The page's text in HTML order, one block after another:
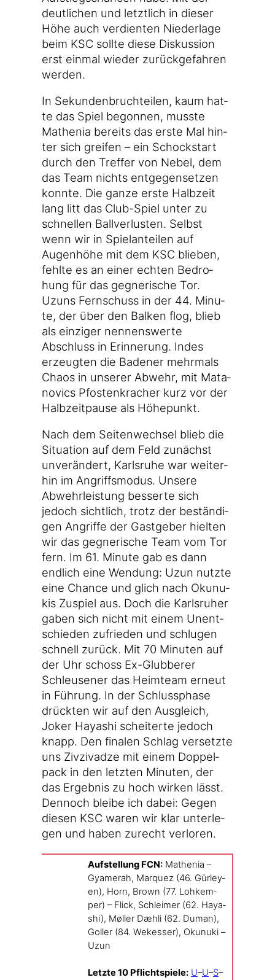
deut­li­chen und letzt­lich in die­ser
Höhe auch ver­dien­ten Nie­der­la­ge
beim KSC soll­te die­se Dis­kus­si­on
erst ein­mal wie­der zurück­ge­fah­ren
werden.
In Sekun­den­bruch­tei­len, kaum hat­
te das Spiel begon­nen, muss­te
Mathe­nia bereits das ers­te Mal hin­
ter sich grei­fen – ein Schock­start
durch den Tref­fer von Nebel, dem
das Team nichts ent­ge­gen­set­zen
konn­te. Die gan­ze ers­te Halb­zeit
lang litt das Club-Spiel unter zu
schnel­len Ball­ver­lus­ten. Selbst
wenn wir in Spiel­an­tei­len auf
Augen­hö­he mit dem KSC blie­ben,
fehl­te es an einer ech­ten Bedro­
hung für das geg­ne­ri­sche Tor.
Uzuns Fern­schuss in der 44. Minu­
te, der über den Bal­ken flog, blieb
als ein­zi­ger nen­nens­wer­te
Abschluss in Erin­ne­rung. Indes
erzeug­ten die Bade­ner mehr­mals
Cha­os in unse­rer Abwehr, mit Mat­a­
novics Pfos­ten­kra­cher kurz vor der
Halb­zeit­pau­se als Höhepunkt.
Nach dem Sei­ten­wech­sel blieb die
Situa­ti­on auf dem Feld zunächst
unver­än­dert, Karls­ru­he war wei­ter­
hin im Angriffs­mo­dus. Unse­re
Abwehr­leis­tung bes­ser­te sich
jedoch sicht­lich, trotz der bestän­di­
gen Angrif­fe der Gast­ge­ber hiel­ten
wir das geg­ne­ri­sche Team vom Tor
fern. Im 61. Minu­te gab es dann
end­lich eine Wen­dung: Uzun nutz­te
eine Chan­ce und glich nach Okunu­
kis Zuspiel aus. Doch die Karls­ru­her
gaben sich nicht mit einem Unent­
schie­den zufrie­den und schlu­gen
schnell zurück. Mit 70 Minu­ten auf
der Uhr schoss Ex-Glubberer
Schleu­se­ner das Heim­team erneut
in Füh­rung. In der Schluss­pha­se
drück­ten wir auf den Aus­gleich,
Joker Haya­shi schei­ter­te jedoch
knapp. Den fina­len Schlag ver­setz­te
uns Ziv­ziv­ad­ze mit einem Dop­pel­
pack in den letz­ten Minu­ten, der
das Ergeb­nis zu hoch wir­ken lässt.
Den­noch blei­be ich dabei: Gegen
die­sen KSC waren wir klar unter­le­
gen und haben zurecht verloren.
Auf­stel­lung FCN: Mathe­nia –
Gya­me­rah, Mar­quez (46. Gür­ley­
en), Horn, Brown (77. Lohk­em­
per) – Flick, Schlei­mer (62. Haya­
shi), Møl­ler Dæh­li (62. Duman),
Gol­ler (84. Wekes­ser), Okunu­ki –
Uzun
Letz­te 10 Pflicht­spie­le: U–U–S–